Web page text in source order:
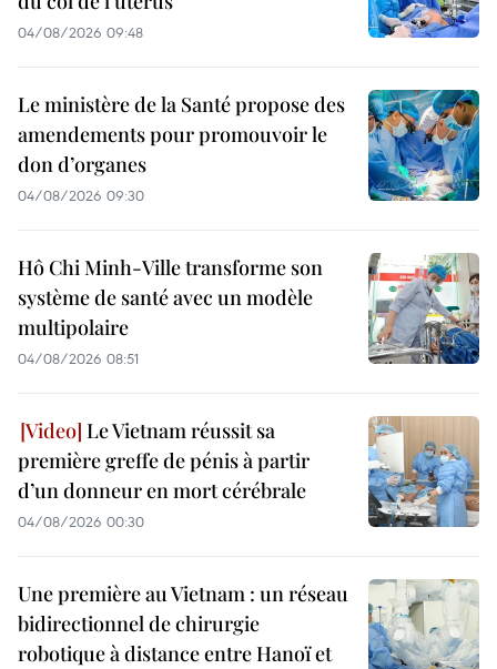
04/08/2026 09:48
Le ministère de la Santé propose des
amendements pour promouvoir le
don d’organes
04/08/2026 09:30
Hô Chi Minh-Ville transforme son
système de santé avec un modèle
multipolaire
04/08/2026 08:51
Le Vietnam réussit sa
première greffe de pénis à partir
d’un donneur en mort cérébrale
04/08/2026 00:30
Une première au Vietnam : un réseau
bidirectionnel de chirurgie
robotique à distance entre Hanoï et